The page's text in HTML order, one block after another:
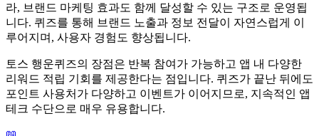
라, 브랜드 마케팅 효과도 함께 달성할 수 있는 구조로 운영됩
니다. 퀴즈를 통해 브랜드 노출과 정보 전달이 자연스럽게 이
루어지며, 사용자 경험도 향상됩니다.
토스 행운퀴즈의 장점은 반복 참여가 가능하고 앱 내 다양한
리워드 적립 기회를 제공한다는 점입니다. 퀴즈가 끝난 뒤에도
포인트 사용처가 다양하고 이벤트가 이어지므로, 지속적인 앱
테크 수단으로 매우 유용합니다.